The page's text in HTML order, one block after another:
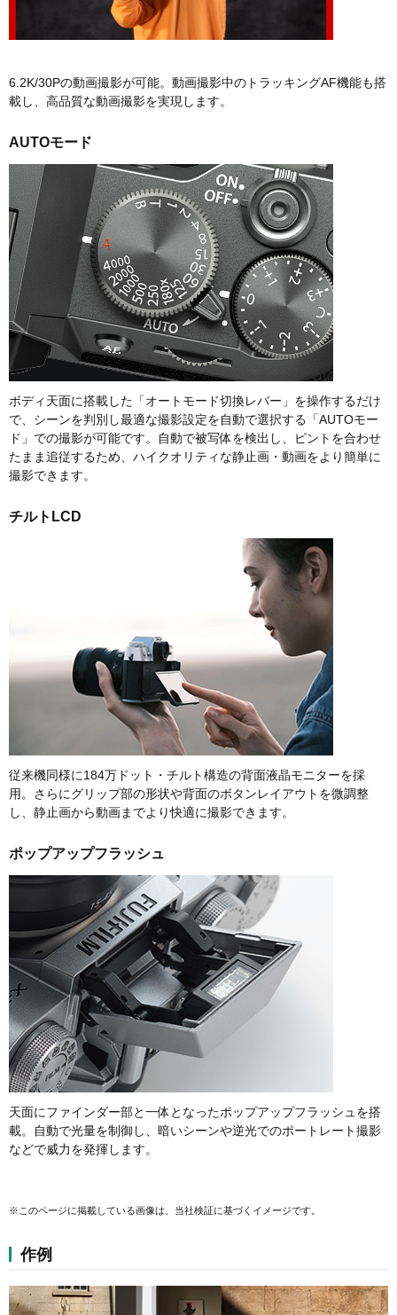
6.2K/30Pの動画撮影が可能。動画撮影中のトラッキングAF機能も搭
載し、高品質な動画撮影を実現します。
AUTOモード
ボディ天面に搭載した「オートモード切換レバー」を操作するだけ
で、シーンを判別し最適な撮影設定を自動で選択する「AUTOモー
ド」での撮影が可能です。自動で被写体を検出し、ピントを合わせ
たまま追従するため、ハイクオリティな静止画・動画をより簡単に
撮影できます。
チルトLCD
従来機同様に184万ドット・チルト構造の背面液晶モニターを採
用。さらにグリップ部の形状や背面のボタンレイアウトを微調整
し、静止画から動画までより快適に撮影できます。
ポップアップフラッシュ
天面にファインダー部と一体となったポップアップフラッシュを搭
載。自動で光量を制御し、暗いシーンや逆光でのポートレート撮影
などで威力を発揮します。
※このページに掲載している画像は、当社検証に基づくイメージです。
作例